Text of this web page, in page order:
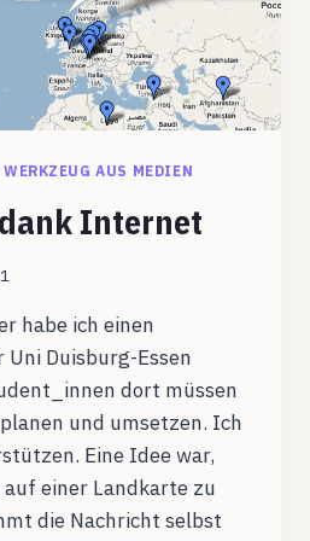
WERKZEUG AUS MEDIEN
Internet
habe ich einen
Duisburg-Essen
dort müssen
und umsetzen. Ich
Eine Idee war,
einer Landkarte zu
die Nachricht selbst